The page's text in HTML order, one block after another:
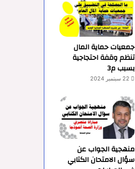
جمعيات حماية المال
تنظم وقفة احتجاجية
بسبب م3
22 سبتمبر 2024
منهجية الجواب عن
سؤال الامتحان الكتابي